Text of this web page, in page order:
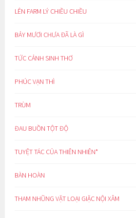
LÊN FARM LÝ CHIỀU CHIỀU
BẢY MƯƠI CHƯA ĐÃ LÀ GÌ
TỨC CẢNH SINH THƠ
PHÚC VẠN THÌ
TRÙM
ĐAU BUỒN TỘT ĐỘ
TUYỆT TÁC CỦA THIÊN NHIÊN*
BÀN HOÀN
THAM NHŨNG VẶT LOẠI GIẶC NỘI XÂM